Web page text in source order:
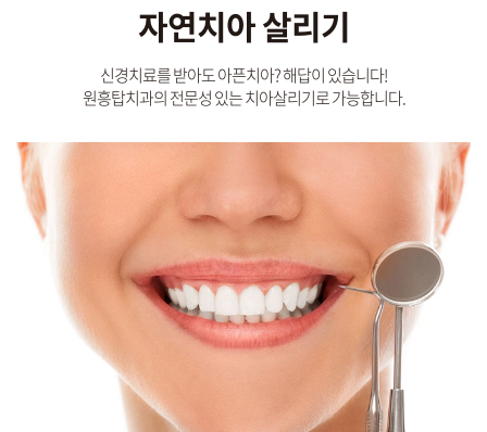
자연치아 살리기
신경치료를 받아도 아픈치아? 해답이 있습니다!
원흥탑치과의 전문성 있는 치아살리기로 가능합니다.